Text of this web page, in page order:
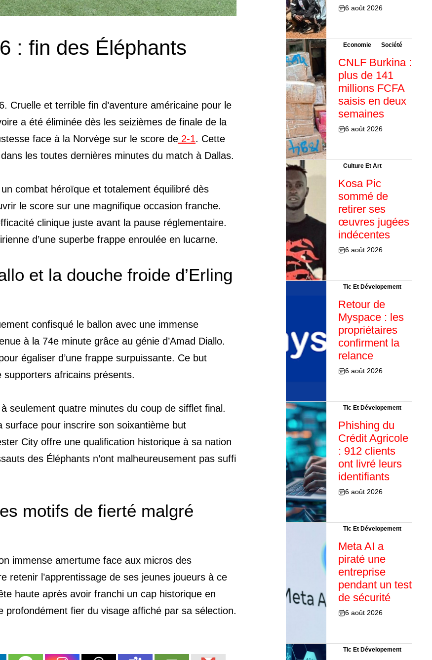
: fin des Éléphants
Cruelle et terrible fin d’aventure américaine pour le
a été éliminée dès les seizièmes de finale de la
face à la Norvège sur le score de 2-1. Cette
les toutes dernières minutes du match à Dallas.
combat héroïque et totalement équilibré dès
le score sur une magnifique occasion franche.
clinique juste avant la pause réglementaire.
d’une superbe frappe enroulée en lucarne.
et la douche froide d’Erling
confisqué le ballon avec une immense
à la 74e minute grâce au génie d’Amad Diallo.
égaliser d’une frappe surpuissante. Ce but
africains présents.
seulement quatre minutes du coup de sifflet final.
surface pour inscrire son soixantième but
City offre une qualification historique à sa nation
des Éléphants n’ont malheureusement pas suffi
motifs de fierté malgré
immense amertume face aux micros des
retenir l’apprentissage de ses jeunes joueurs à ce
haute après avoir franchi un cap historique en
profondément fier du visage affiché par sa sélection.
6 août 2026
Economie Société
CNLF Burkina :
plus de 141
millions FCFA
saisis en deux
semaines
6 août 2026
Culture Et Art
Kosa Pic
sommé de
retirer ses
œuvres jugées
indécentes
6 août 2026
Tic Et Dévelopement
Retour de
Myspace : les
propriétaires
confirment la
relance
6 août 2026
Tic Et Dévelopement
Phishing du
Crédit Agricole
: 912 clients
ont livré leurs
identifiants
6 août 2026
Tic Et Dévelopement
Meta AI a
piraté une
entreprise
pendant un test
de sécurité
6 août 2026
Tic Et Dévelopement